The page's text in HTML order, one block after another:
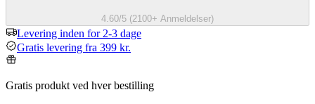
4.60/5 (2100+ Anmeldelser)
Levering inden for 2-3 dage
Gratis levering fra 399 kr.
Gratis produkt ved hver bestilling